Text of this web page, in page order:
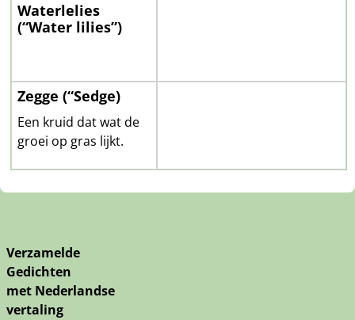
Waterlelies
(“Water lilies”)
Zegge (“Sedge)
Een kruid dat wat de
groei op gras lijkt.
Verzamelde
Gedichten
met Nederlandse
vertaling